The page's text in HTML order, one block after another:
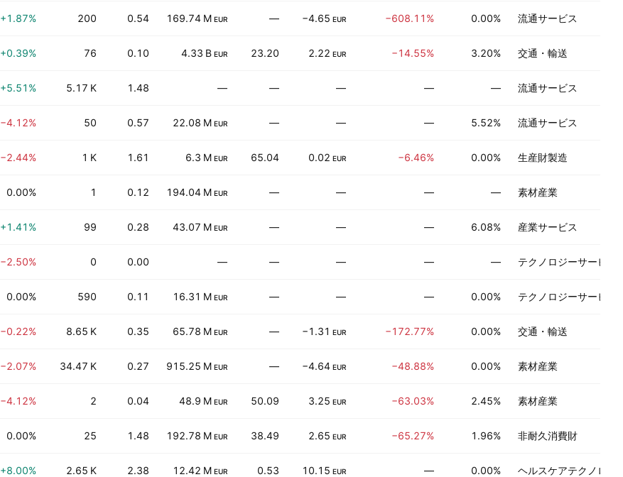
+1.87% 200 0.54 169.74 M EUR — −4.65 EUR −608.11% 0.00% 流通サービス
+0.39% 76 0.10 4.33 B EUR 23.20 2.22 EUR −14.55% 3.20% 交通・輸送
+5.51% 5.17 K 1.48 — — — — — 流通サービス
−4.12% 50 0.57 22.08 M EUR — — — 5.52% 流通サービス
−2.44% 1 K 1.61 6.3 M EUR 65.04 0.02 EUR −6.46% 0.00% 生産財製造
0.00% 1 0.12 194.04 M EUR — — — — 素材産業
+1.41% 99 0.28 43.07 M EUR — — — 6.08% 産業サービス
−2.50% 0 0.00 — — — — — テクノロジーサービス
0.00% 590 0.11 16.31 M EUR — — — 0.00% テクノロジーサービス
−0.22% 8.65 K 0.35 65.78 M EUR — −1.31 EUR −172.77% 0.00% 交通・輸送
−2.07% 34.47 K 0.27 915.25 M EUR — −4.64 EUR −48.88% 0.00% 素材産業
−4.12% 2 0.04 48.9 M EUR 50.09 3.25 EUR −63.03% 2.45% 素材産業
0.00% 25 1.48 192.78 M EUR 38.49 2.65 EUR −65.27% 1.96% 非耐久消費財
+8.00% 2.65 K 2.38 12.42 M EUR 0.53 10.15 EUR — 0.00% ヘルスケアテクノロジ